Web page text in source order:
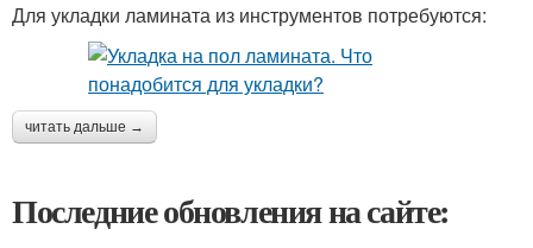
Для укладки ламината из инструментов потребуются:
читать дальше →
Последние обновления на сайте: